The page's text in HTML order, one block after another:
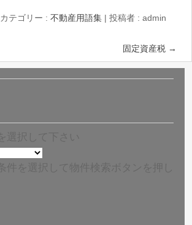
カテゴリー :不動産用語集 |投稿者 : admin
固定資産税 →